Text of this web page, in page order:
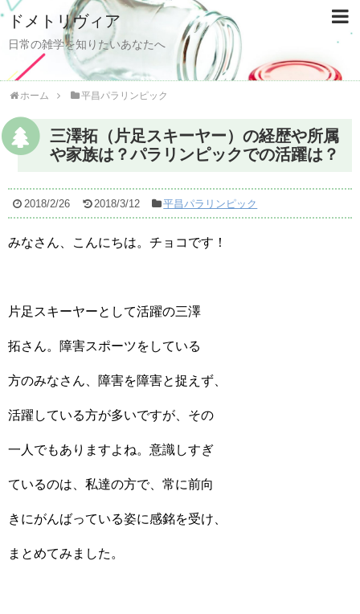
ドメトリヴィア
日常の雑学を知りたいあなたへ
ホーム 平昌パラリンピック
三澤拓（片足スキーヤー）の経歴や所属
や家族は？パラリンピックでの活躍は？
2018/2/26 2018/3/12 平昌パラリンピック
みなさん、こんにちは。チョコです！
片足スキーヤーとして活躍の三澤
拓さん。障害スポーツをしている
方のみなさん、障害を障害と捉えず、
活躍している方が多いですが、その
一人でもありますよね。意識しすぎ
ているのは、私達の方で、常に前向
きにがんばっている姿に感銘を受け、
まとめてみました。